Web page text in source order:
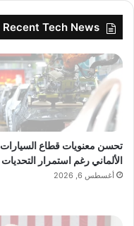
Recent Tech News
تحسن معنويات قطاع السيارات
الألماني رغم استمرار التحديات
أغسطس 6, 2026